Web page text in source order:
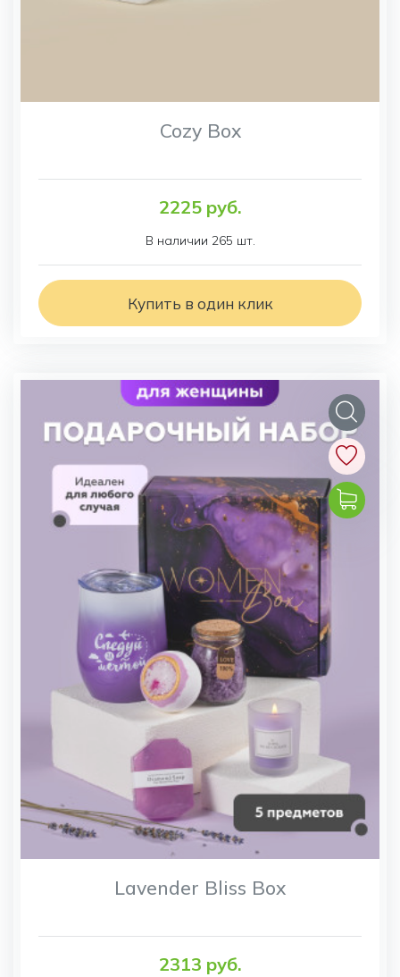
Cozy Box
2225 руб.
В наличии 265 шт.
Купить в один клик
Lavender Bliss Box
2313 руб.